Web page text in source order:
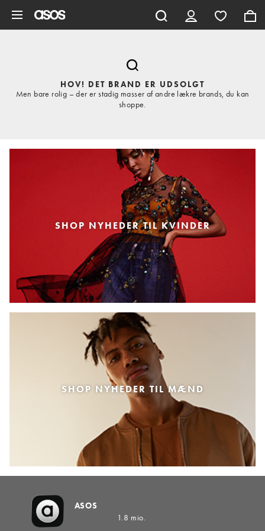
HOV! DET BRAND ER UDSOLGT
Men bare rolig – der er stadig masser af andre lækre brands, du kan
shoppe.
SHOP NYHEDER TIL KVINDER
SHOP NYHEDER TIL MÆND
ASOS
1.8 mio.